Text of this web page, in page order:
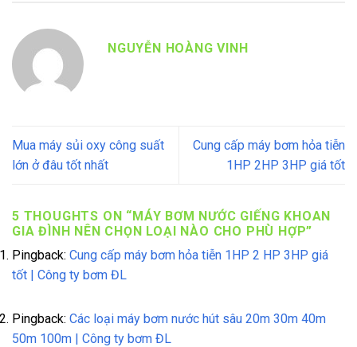
NGUYỄN HOÀNG VINH
Mua máy sủi oxy công suất
lớn ở đâu tốt nhất
Cung cấp máy bơm hỏa tiễn
1HP 2HP 3HP giá tốt
5 THOUGHTS ON “MÁY BƠM NƯỚC GIẾNG KHOAN
GIA ĐÌNH NÊN CHỌN LOẠI NÀO CHO PHÙ HỢP”
Pingback: Cung cấp máy bơm hỏa tiễn 1HP 2 HP 3HP giá
tốt | Công ty bơm ĐL
Pingback: Các loại máy bơm nước hút sâu 20m 30m 40m
50m 100m | Công ty bơm ĐL